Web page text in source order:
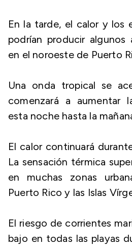
En la tarde, el calor y los
podrían producir algunos
en el noroeste de Puerto
Una onda tropical se
comenzará a aumentar
esta noche hasta la
El calor continuará
La sensación térmica
en muchas zonas
Puerto Rico y las Islas
El riesgo de corrientes
bajo en todas las playas